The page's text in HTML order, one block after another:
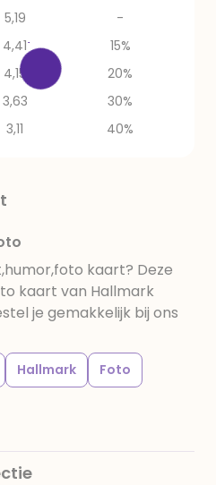
5,19
-
4,41
15%
4,15
20%
3,63
30%
3,11 40%
kaart? Deze
kaart van Hallmark
je gemakkelijk bij ons
Hallmark
Foto